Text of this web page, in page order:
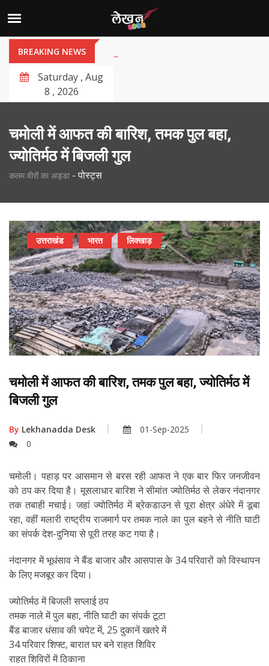
BREAKING NEWS
Saturday , Aug
8 , 2026
चमोली में आफत की बारिश, तमक पुल बहा,
ज्योतिर्मठ में बिजली गुल
कलम वीरों का अड्डा - पोस्ट्स
उत्तराखंड भारत लिक्खाड़
चमोली में आफत की बारिश, तमक पुल बहा, ज्योतिर्मठ में
बिजली गुल
By Lekhanadda Desk
01-Sep-2025
0
चमोली। पहाड़ पर आसमान से बरस रही आफत ने एक बार फिर जनजीवन
को ठप कर दिया है। मूसलाधार बारिश ने सीमांत ज्योतिर्मठ से लेकर नंदानगर
तक तबाही मचाई। जहां ज्योतिर्मठ में ब्रेकडाउन से पूरा क्षेत्र अंधेरे में डूबा
रहा, वहीं मलारी राष्ट्रीय राजमार्ग पर तमक नाले का पुल बहने से नीति घाटी
का संपर्क देश-दुनिया से पूरी तरह कट गया है।
नंदानगर में भूधंसाव ने बैंड बाजार और आसपास के 34 परिवारों को विस्थापन
के लिए मजबूर कर दिया।
ज्योतिर्मठ में बिजली सप्लाई ठप
तमक नाले में पुल बहा, नीति घाटी का संपर्क टूटा
बैंड बाजार धंसाव की चपेट में, 25 दुकानें खतरे में
34 परिवार शिफ्ट, बारात घर बने राहत शिविर
राहत शिविरों में ठिकाना